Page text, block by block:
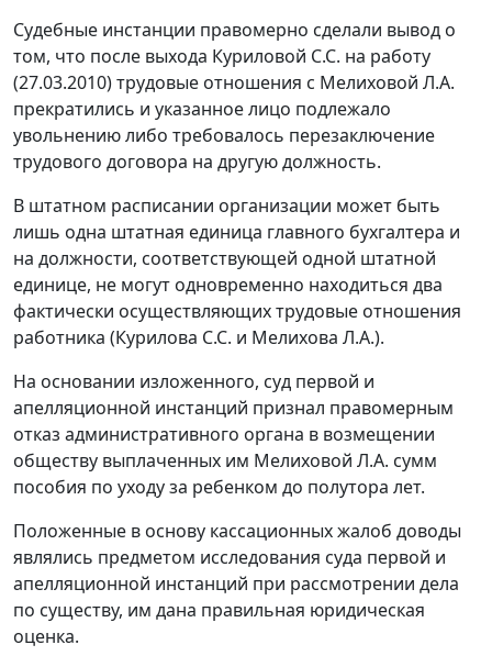
Судебные инстанции правомерно сделали вывод о
том, что после выхода Куриловой С.С. на работу
(27.03.2010) трудовые отношения с Мелиховой Л.А.
прекратились и указанное лицо подлежало
увольнению либо требовалось перезаключение
трудового договора на другую должность.
В штатном расписании организации может быть
лишь одна штатная единица главного бухгалтера и
на должности, соответствующей одной штатной
единице, не могут одновременно находиться два
фактически осуществляющих трудовые отношения
работника (Курилова С.С. и Мелихова Л.А.).
На основании изложенного, суд первой и
апелляционной инстанций признал правомерным
отказ административного органа в возмещении
обществу выплаченных им Мелиховой Л.А. сумм
пособия по уходу за ребенком до полутора лет.
Положенные в основу кассационных жалоб доводы
являлись предметом исследования суда первой и
апелляционной инстанций при рассмотрении дела
по существу, им дана правильная юридическая
оценка.